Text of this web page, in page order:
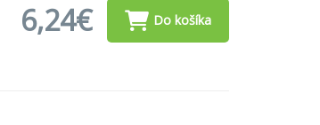
6,24€ Do košíka